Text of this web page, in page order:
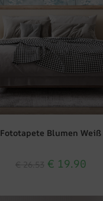
Fototapete Blumen Weiß
€ 19.90